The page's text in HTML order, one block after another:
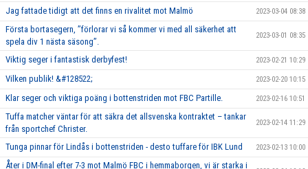
Jag fattade tidigt att det finns en rivalitet mot Malmö 2023-03-04 08:38
Första bortasegern, ’’förlorar vi så kommer vi med all säkerhet att
spela div 1 nästa säsong’’.
2023-03-01 08:35
Viktig seger i fantastisk derbyfest! 2023-02-21 10:29
Vilken publik! &#128522; 2023-02-20 10:15
Klar seger och viktiga poäng i bottenstriden mot FBC Partille. 2023-02-16 10:51
Tuffa matcher väntar för att säkra det allsvenska kontraktet – tankar
från sportchef Christer.
2023-02-14 11:29
Tunga pinnar för Lindås i bottenstriden - desto tuffare för IBK Lund 2023-02-13 10:00
Åter i DM-final efter 7-3 mot Malmö FBC i hemmaborgen, vi är starka i